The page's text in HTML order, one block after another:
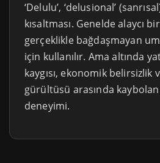
‘Delulu’, ‘delusional’
kısaltması. Genelde alaycı
gerçeklikle bağdaşmayan
için kullanılır. Ama altında
kaygısı, ekonomik belirsizlik
gürültüsü arasında
deneyimi.